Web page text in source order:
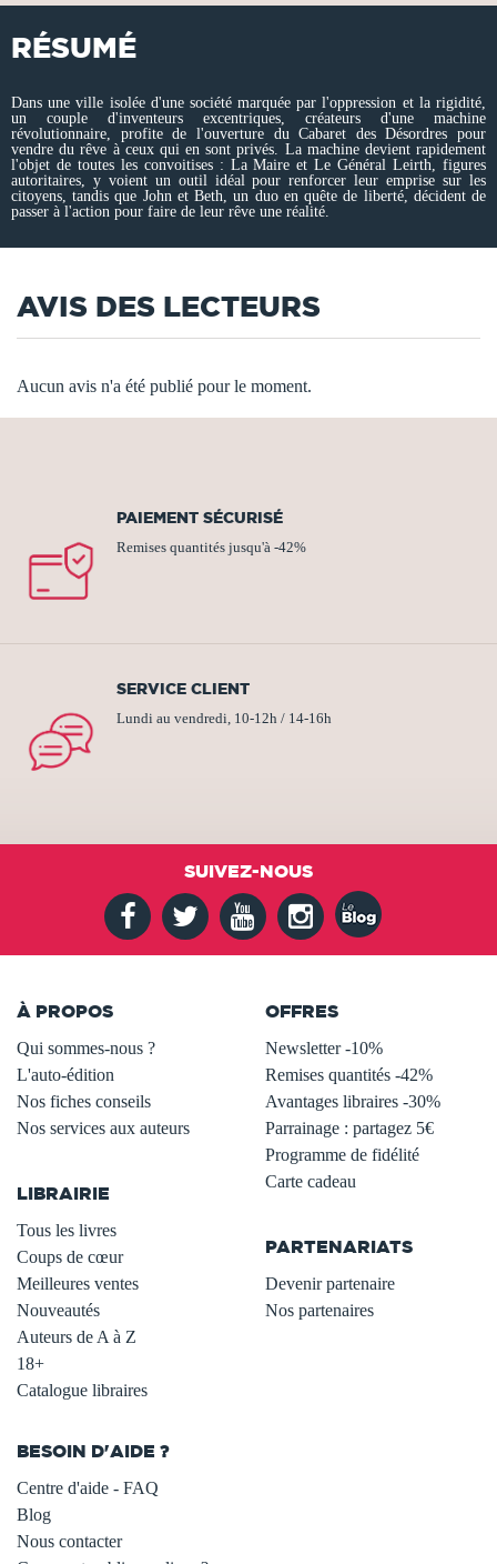
RÉSUMÉ
Dans une ville isolée d'une société marquée par l'oppression et la rigidité,
un couple d'inventeurs excentriques, créateurs d'une machine
révolutionnaire, profite de l'ouverture du Cabaret des Désordres pour
vendre du rêve à ceux qui en sont privés. La machine devient rapidement
l'objet de toutes les convoitises : La Maire et Le Général Leirth, figures
autoritaires, y voient un outil idéal pour renforcer leur emprise sur les
citoyens, tandis que John et Beth, un duo en quête de liberté, décident de
passer à l'action pour faire de leur rêve une réalité.
AVIS DES LECTEURS
Aucun avis n'a été publié pour le moment.
PAIEMENT SÉCURISÉ
Remises quantités jusqu'à -42%
SERVICE CLIENT
Lundi au vendredi, 10-12h / 14-16h
SUIVEZ-NOUS
À PROPOS
Qui sommes-nous ?
L'auto-édition
Nos fiches conseils
Nos services aux auteurs
LIBRAIRIE
Tous les livres
Coups de cœur
Meilleures ventes
Nouveautés
Auteurs de A à Z
18+
Catalogue libraires
OFFRES
Newsletter -10%
Remises quantités -42%
Avantages libraires -30%
Parrainage : partagez 5€
Programme de fidélité
Carte cadeau
PARTENARIATS
Devenir partenaire
Nos partenaires
BESOIN D'AIDE ?
Centre d'aide - FAQ
Blog
Nous contacter